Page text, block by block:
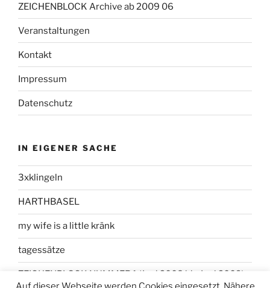
ZEICHENBLOCK Archive ab 2009 06
Veranstaltungen
Kontakt
Impressum
Datenschutz
IN EIGENER SACHE
3xklingeln
HARTHBASEL
my wife is a little kränk
tagessätze
ZEICHENBLOCK NUMMER 1 (Juni 2008 bis Juni 2009)